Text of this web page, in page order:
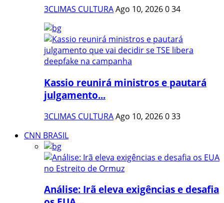
3CLIMAS CULTURAAgo 10, 2026034
Kassio reunirá ministros e pautará
julgamento...
3CLIMAS CULTURAAgo 10, 2026033
CNN BRASIL
Análise: Irã eleva exigências e desafia